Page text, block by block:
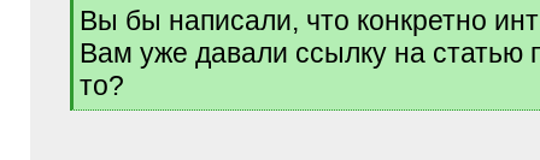
Вы бы написали, что конкретно
Вам уже давали ссылку на статью
то?
[